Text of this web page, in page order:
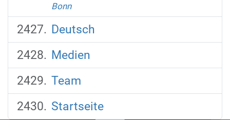
Bonn
Deutsch
Medien
Team
Startseite